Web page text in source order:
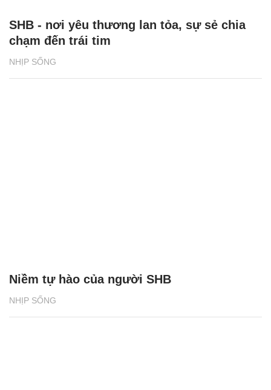
NHỊP SỐNG
SHB - nơi yêu thương lan tỏa, sự sẻ chia
chạm đến trái tim
NHỊP SỐNG
Niềm tự hào của người SHB